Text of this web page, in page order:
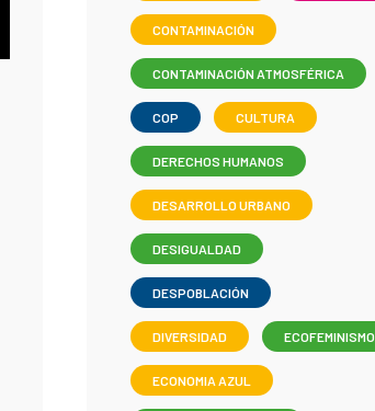
CONTAMINACIÓN
CONTAMINACIÓN ATMOSFÉRICA
COP CULTURA
DERECHOS HUMANOS
DESARROLLO URBANO
DESIGUALDAD
DESPOBLACIÓN
DIVERSIDAD ECOFEMINISMO
ECONOMIA AZUL